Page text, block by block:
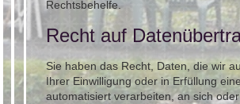
Rechtsbehelfe.
Recht auf
Sie haben das Recht, Daten, die wir
Ihrer Einwilligung oder in Erfüllung
automatisiert verarbeiten, an sich